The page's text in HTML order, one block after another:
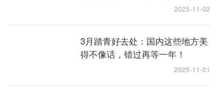
2025-11-02
3月踏青好去处：国内这些地方美
得不像话，错过再等一年！
2025-11-01